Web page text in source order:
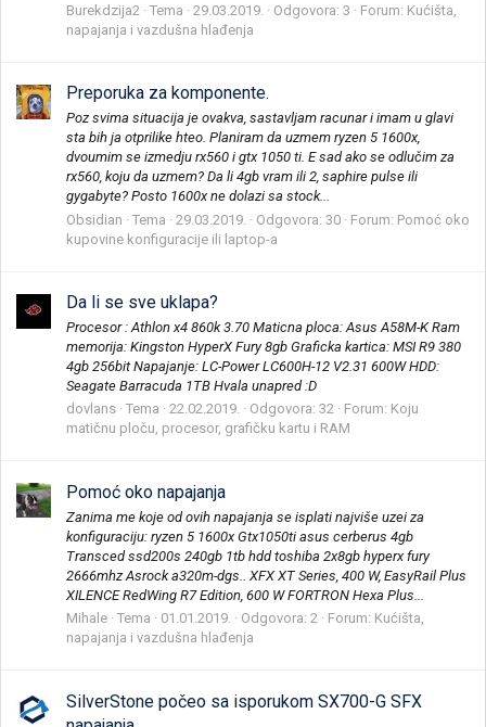
Burekdzija2
Tema 29.03.2019. Odgovora: 3 Forum: Kućišta,
napajanja i vazdušna hlađenja
Preporuka za komponente.
Poz svima situacija je ovakva, sastavljam racunar i imam u glavi
sta bih ja otprilike hteo. Planiram da uzmem ryzen 5 1600x,
dvoumim se izmedju rx560 i gtx 1050 ti. E sad ako se odlučim za
rx560, koju da uzmem? Da li 4gb vram ili 2, saphire pulse ili
gygabyte? Posto 1600x ne dolazi sa stock...
Obsidian
Tema 29.03.2019. Odgovora: 30 Forum: Pomoć oko
kupovine konfiguracije ili laptop-a
Da li se sve uklapa?
Procesor : Athlon x4 860k 3.70 Maticna ploca: Asus A58M-K Ram
memorija: Kingston HyperX Fury 8gb Graficka kartica: MSI R9 380
4gb 256bit Napajanje: LC-Power LC600H-12 V2.31 600W HDD:
Seagate Barracuda 1TB Hvala unapred :D
dovlans Tema 22.02.2019. Odgovora: 32 Forum: Koju
matičnu ploču, procesor, grafičku kartu i RAM
Pomoć oko napajanja
Zanima me koje od ovih napajanja se isplati najviše uzei za
konfiguraciju: ryzen 5 1600x Gtx1050ti asus cerberus 4gb
Transced ssd200s 240gb 1tb hdd toshiba 2x8gb hyperx fury
2666mhz Asrock a320m-dgs.. XFX XT Series, 400 W, EasyRail Plus
XILENCE RedWing R7 Edition, 600 W FORTRON Hexa Plus...
Mihale Tema 01.01.2019. Odgovora: 2 Forum: Kućišta,
napajanja i vazdušna hlađenja
SilverStone počeo sa isporukom SX700-G SFX